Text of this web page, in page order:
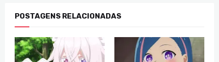
POSTAGENS RELACIONADAS